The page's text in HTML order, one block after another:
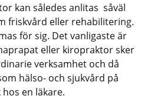
kan således anlitas såväl
friskvård eller rehabilitering.
för sig. Det vanligaste är
eller kiropraktor sker
verksamhet och då
hälso- och sjukvård på
en läkare.